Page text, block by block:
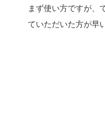
まず使い方ですが、
ていただいた方が早